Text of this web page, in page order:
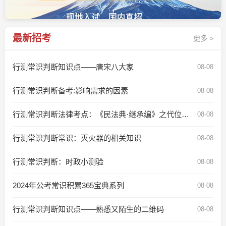
最新招考 更多 >
行测常识判断知识点——唐宋八大家 08-08
行测常识判断备考:影响需求的因素 08-08
行测常识判断法律考点：《民法典·继承编》之代位继承 08-08
行测常识判断常识：灭火器的相关知识 08-08
行测常识判断：时政小测验 08-08
2024年公考常识积累365宝典系列 08-08
行测常识判断知识点——熟悉又陌生的二维码 08-08